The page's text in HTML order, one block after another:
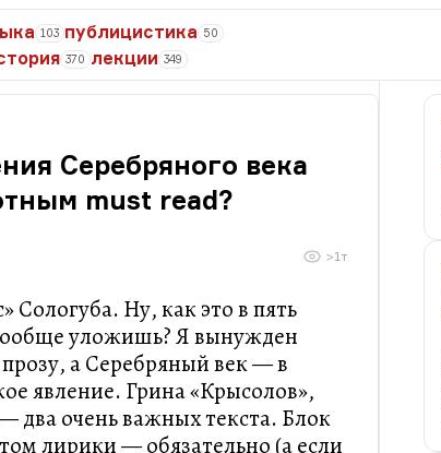
103 публицистика 50
370 лекции 349
Серебряного века
must read?
>1т
Сологуба. Ну, как это в пять
уложишь? Я вынужден
а Серебряный век — в
явление. Грина «Крысолов»,
два очень важных текста. Блок
лирики — обязательно (а если